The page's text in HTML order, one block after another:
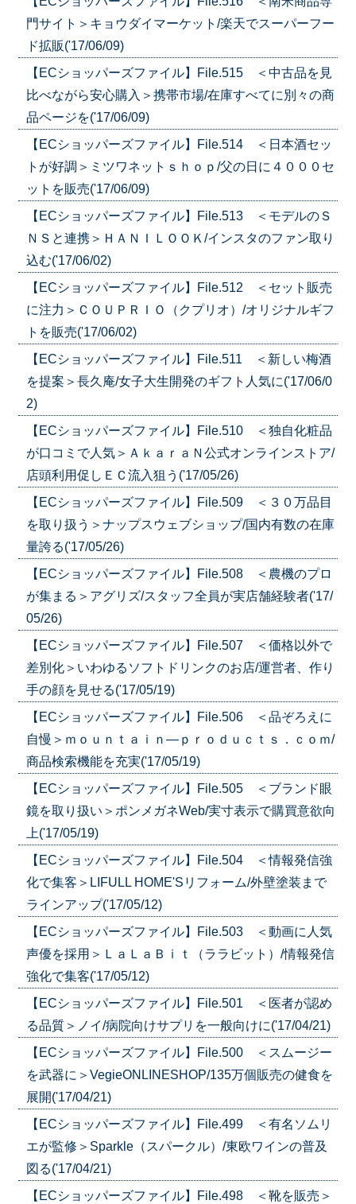
門サイト＞キョウダイマーケット/楽天でスーパーフー
ド拡販('17/06/09)
【ECショッパーズファイル】File.515 ＜中古品を見
比べながら安心購入＞携帯市場/在庫すべてに別々の商
品ページを('17/06/09)
【ECショッパーズファイル】File.514 ＜日本酒セッ
トが好調＞ミツワネットｓｈｏｐ/父の日に４０００セ
ットを販売('17/06/09)
【ECショッパーズファイル】File.513 ＜モデルのＳ
ＮＳと連携＞ＨＡＮＩＬＯＯＫ/インスタのファン取り
込む('17/06/02)
【ECショッパーズファイル】File.512 ＜セット販売
に注力＞ＣＯＵＰＲＩＯ（クプリオ）/オリジナルギフ
トを販売('17/06/02)
【ECショッパーズファイル】File.511 ＜新しい梅酒
を提案＞長久庵/女子大生開発のギフト人気に('17/06/0
2)
【ECショッパーズファイル】File.510 ＜独自化粧品
が口コミで人気＞ＡｋａｒａＮ公式オンラインストア/
店頭利用促しＥＣ流入狙う('17/05/26)
【ECショッパーズファイル】File.509 ＜３０万品目
を取り扱う＞ナップスウェブショップ/国内有数の在庫
量誇る('17/05/26)
【ECショッパーズファイル】File.508 ＜農機のプロ
が集まる＞アグリズ/スタッフ全員が実店舗経験者('17/
05/26)
【ECショッパーズファイル】File.507 ＜価格以外で
差別化＞いわゆるソフトドリンクのお店/運営者、作り
手の顔を見せる('17/05/19)
【ECショッパーズファイル】File.506 ＜品ぞろえに
自慢＞ｍｏｕｎｔａｉｎ―ｐｒｏｄｕｃｔｓ．ｃｏｍ/
商品検索機能を充実('17/05/19)
【ECショッパーズファイル】File.505 ＜ブランド眼
鏡を取り扱い＞ポンメガネWeb/実寸表示で購買意欲向
上('17/05/19)
【ECショッパーズファイル】File.504 ＜情報発信強
化で集客＞LIFULL HOME'Sリフォーム/外壁塗装まで
ラインアップ('17/05/12)
【ECショッパーズファイル】File.503 ＜動画に人気
声優を採用＞ＬａＬａＢｉｔ（ララビット）/情報発信
強化で集客('17/05/12)
【ECショッパーズファイル】File.501 ＜医者が認め
る品質＞ノイ/病院向けサプリを一般向けに('17/04/21)
【ECショッパーズファイル】File.500 ＜スムージー
を武器に＞VegieONLINESHOP/135万個販売の健食を
展開('17/04/21)
【ECショッパーズファイル】File.499 ＜有名ソムリ
エが監修＞Sparkle（スパークル）/東欧ワインの普及
図る('17/04/21)
【ECショッパーズファイル】File.498 ＜靴を販売＞